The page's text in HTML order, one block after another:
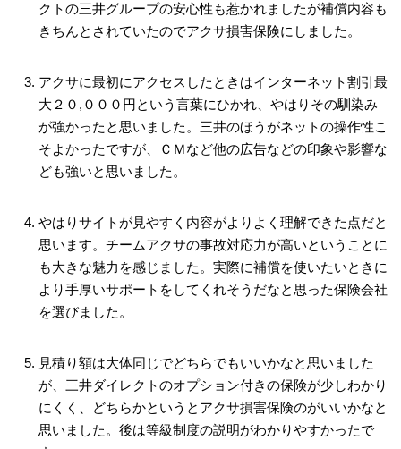
クトの三井グループの安心性も惹かれましたが補償内容も
きちんとされていたのでアクサ損害保険にしました。
アクサに最初にアクセスしたときはインターネット割引最
大２０,０００円という言葉にひかれ、やはりその馴染み
が強かったと思いました。三井のほうがネットの操作性こ
そよかったですが、ＣＭなど他の広告などの印象や影響な
ども強いと思いました。
やはりサイトが見やすく内容がよりよく理解できた点だと
思います。チームアクサの事故対応力が高いということに
も大きな魅力を感じました。実際に補償を使いたいときに
より手厚いサポートをしてくれそうだなと思った保険会社
を選びました。
見積り額は大体同じでどちらでもいいかなと思いました
が、三井ダイレクトのオプション付きの保険が少しわかり
にくく、どちらかというとアクサ損害保険のがいいかなと
思いました。後は等級制度の説明がわかりやすかったで